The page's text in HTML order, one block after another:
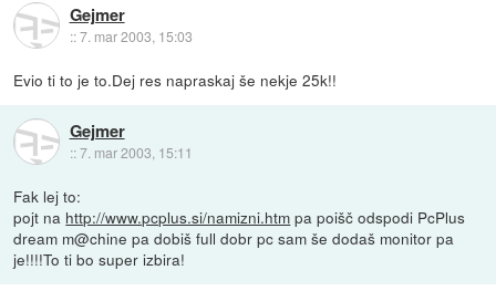
Gejmer
::7. mar 2003, 15:03
Evio ti to je to.Dej res napraskaj še nekje 25k!!
Gejmer
::7. mar 2003, 15:11
Fak lej to:
pojt na http://www.pcplus.si/namizni.htm pa poišč odspodi PcPlus
dream m@chine pa dobiš full dobr pc sam še dodaš monitor pa
je!!!!To ti bo super izbira!